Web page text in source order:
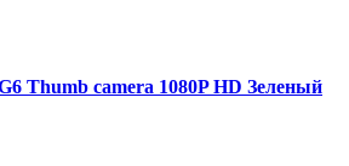
Thumb camera 1080P HD Зеленый